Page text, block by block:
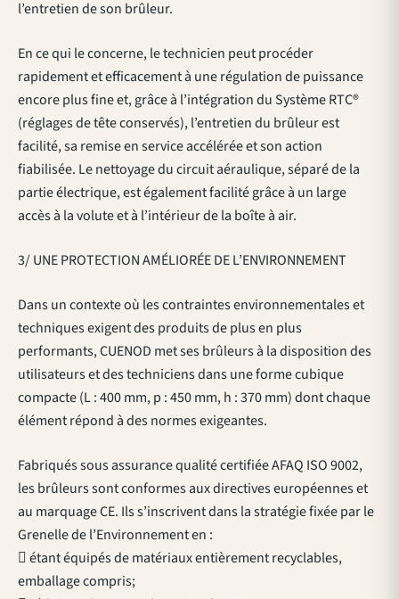
l’entretien de son brûleur.
En ce qui le concerne, le technicien peut procéder
rapidement et efficacement à une régulation de puissance
encore plus fine et, grâce à l’intégration du Système RTC®
(réglages de tête conservés), l’entretien du brûleur est
facilité, sa remise en service accélérée et son action
fiabilisée. Le nettoyage du circuit aéraulique, séparé de la
partie électrique, est également facilité grâce à un large
accès à la volute et à l’intérieur de la boîte à air.
3/ UNE PROTECTION AMÉLIORÉE DE L’ENVIRONNEMENT
Dans un contexte où les contraintes environnementales et
techniques exigent des produits de plus en plus
performants, CUENOD met ses brûleurs à la disposition des
utilisateurs et des techniciens dans une forme cubique
compacte (L : 400 mm, p : 450 mm, h : 370 mm) dont chaque
élément répond à des normes exigeantes.
Fabriqués sous assurance qualité certifiée AFAQ ISO 9002,
les brûleurs sont conformes aux directives européennes et
au marquage CE. Ils s’inscrivent dans la stratégie fixée par le
Grenelle de l’Environnement en :
 étant équipés de matériaux entièrement recyclables,
emballage compris;